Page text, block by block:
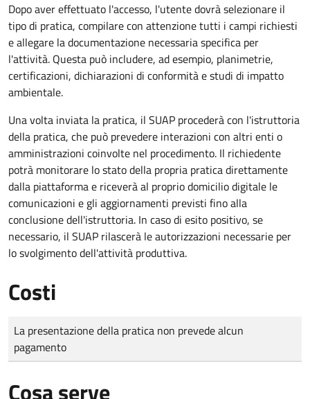
Dopo aver effettuato l'accesso, l'utente dovrà selezionare il
tipo di pratica, compilare con attenzione tutti i campi richiesti
e allegare la documentazione necessaria specifica per
l'attività. Questa può includere, ad esempio, planimetrie,
certificazioni, dichiarazioni di conformità e studi di impatto
ambientale.
Una volta inviata la pratica, il SUAP procederà con l'istruttoria
della pratica, che può prevedere interazioni con altri enti o
amministrazioni coinvolte nel procedimento. Il richiedente
potrà monitorare lo stato della propria pratica direttamente
dalla piattaforma e riceverà al proprio domicilio digitale le
comunicazioni e gli aggiornamenti previsti fino alla
conclusione dell'istruttoria. In caso di esito positivo, se
necessario, il SUAP rilascerà le autorizzazioni necessarie per
lo svolgimento dell'attività produttiva.
Costi
Tipo di pagamento
Importo
La presentazione della pratica non prevede alcun
pagamento
Cosa serve